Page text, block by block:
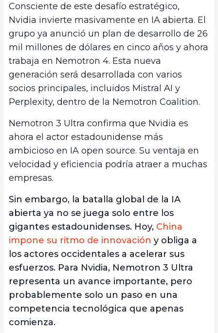
Consciente de este desafío estratégico,
Nvidia invierte masivamente en IA abierta. El
grupo ya anunció un plan de desarrollo de 26
mil millones de dólares en cinco años y ahora
trabaja en Nemotron 4. Esta nueva
generación será desarrollada con varios
socios principales, incluidos Mistral AI y
Perplexity, dentro de la Nemotron Coalition.
Nemotron 3 Ultra confirma que Nvidia es
ahora el actor estadounidense más
ambicioso en IA open source. Su ventaja en
velocidad y eficiencia podría atraer a muchas
empresas.
Sin embargo, la batalla global de la IA
abierta ya no se juega solo entre los
gigantes estadounidenses. Hoy, China
impone su ritmo de innovación y obliga a
los actores occidentales a acelerar sus
esfuerzos. Para Nvidia, Nemotron 3 Ultra
representa un avance importante, pero
probablemente solo un paso en una
competencia tecnológica que apenas
comienza.